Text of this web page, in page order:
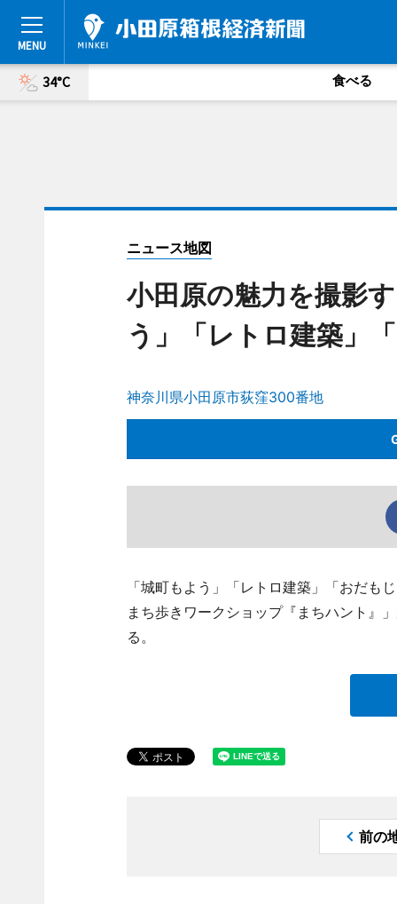
34°C 食べる
ニュース地図
小田原の魅力を撮影
う」「レトロ建築」
神奈川県小田原市荻窪300番地
「城町もよう」「レトロ建築」「おだも
まち歩きワークショップ『まちハント』
る。
前の